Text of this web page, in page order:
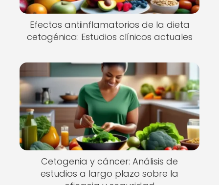
Efectos antiinflamatorios de la dieta
cetogénica: Estudios clínicos actuales
Cetogenia y cáncer: Análisis de
estudios a largo plazo sobre la